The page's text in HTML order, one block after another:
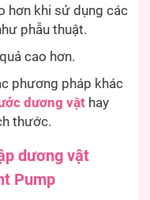
hơn khi sử dụng các
phẫu thuật.
cao hơn.
phương pháp khác
dương vật hay
thước.
dương vật
Pump